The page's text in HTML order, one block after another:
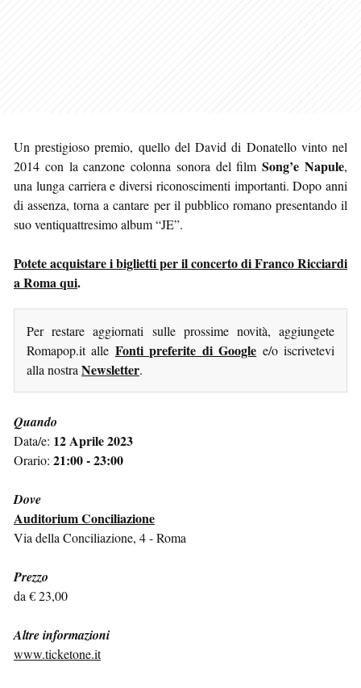
Un prestigioso premio, quello del David di Donatello vinto nel
2014 con la canzone colonna sonora del filmSong’e Napule,
una lunga carriera e diversi riconoscimenti importanti. Dopo anni
di assenza, torna a cantare per il pubblico romano presentando il
suo ventiquattresimo album “JE”.
Potete acquistare i biglietti per il concerto di Franco Ricciardi
a Roma qui.
Per restare aggiornati sulle prossime novità, aggiungete
Romapop.it alle Fonti preferite di Google e/o iscrivetevi
alla nostra Newsletter.
Quando
Data/e: 12 Aprile 2023
Orario: 21:00 - 23:00
Dove
Auditorium Conciliazione
Via della Conciliazione, 4 - Roma
Prezzo
da € 23,00
Altre informazioni
www.ticketone.it